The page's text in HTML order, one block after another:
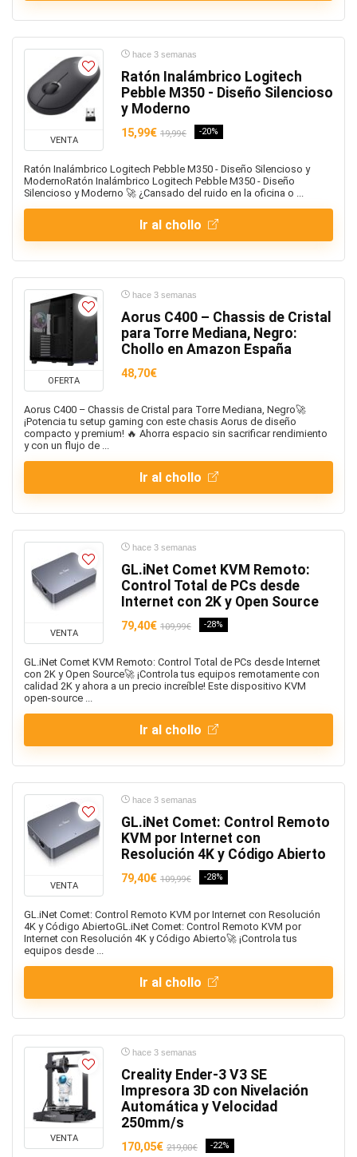
VENTA
hace 3 semanas
Ratón Inalámbrico Logitech
Pebble M350 - Diseño Silencioso
y Moderno
15,99€ 19,99€ -20%
Ratón Inalámbrico Logitech Pebble M350 - Diseño Silencioso y
ModernoRatón Inalámbrico Logitech Pebble M350 - Diseño
Silencioso y Moderno 🚀 ¿Cansado del ruido en la oficina o ...
Ir al chollo
OFERTA
hace 3 semanas
Aorus C400 – Chassis de Cristal
para Torre Mediana, Negro:
Chollo en Amazon España
48,70€
Aorus C400 – Chassis de Cristal para Torre Mediana, Negro🚀
¡Potencia tu setup gaming con este chasis Aorus de diseño
compacto y premium! 🔥 Ahorra espacio sin sacrificar rendimiento
y con un flujo de ...
Ir al chollo
VENTA
hace 3 semanas
GL.iNet Comet KVM Remoto:
Control Total de PCs desde
Internet con 2K y Open Source
79,40€ 109,99€ -28%
GL.iNet Comet KVM Remoto: Control Total de PCs desde Internet
con 2K y Open Source🚀 ¡Controla tus equipos remotamente con
calidad 2K y ahora a un precio increíble! Este dispositivo KVM
open-source ...
Ir al chollo
VENTA
hace 3 semanas
GL.iNet Comet: Control Remoto
KVM por Internet con
Resolución 4K y Código Abierto
79,40€ 109,99€ -28%
GL.iNet Comet: Control Remoto KVM por Internet con Resolución
4K y Código AbiertoGL.iNet Comet: Control Remoto KVM por
Internet con Resolución 4K y Código Abierto🚀 ¡Controla tus
equipos desde ...
Ir al chollo
VENTA
hace 3 semanas
Creality Ender-3 V3 SE
Impresora 3D con Nivelación
Automática y Velocidad
250mm/s
170,05€ 219,00€ -22%